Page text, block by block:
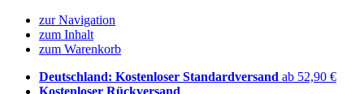
zur Navigation
zum Inhalt
zum Warenkorb
Deutschland: Kostenloser Standardversand ab 52,90 €
Kostenloser Rückversand